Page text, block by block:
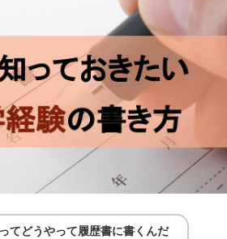
てどうやって履歴書に書くんだ